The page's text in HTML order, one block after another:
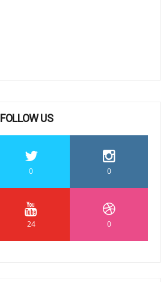
FOLLOW US
0 0
24 0